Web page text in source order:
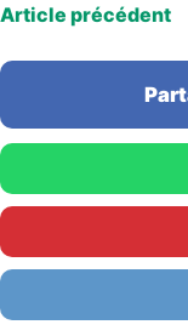
Article précédent